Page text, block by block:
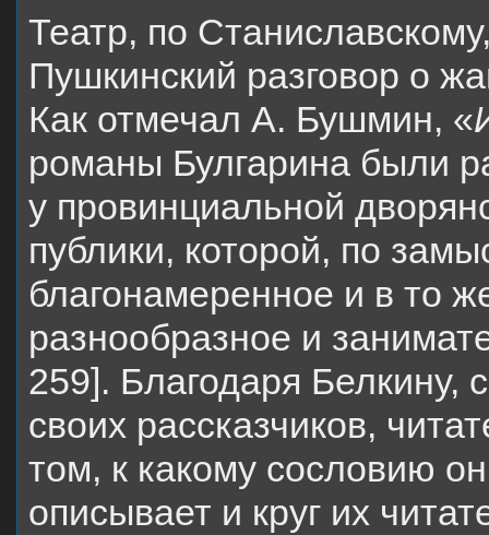
Театр, по
Пушкинский разговор о
Как отмечал А. Бушмин, «
романы Булгарина были
у провинциальной
публики, которой, по
благонамеренное и в то
разнообразное и
259]. Благодаря Белкину,
своих рассказчиков,
том, к какому сословию
описывает и круг их